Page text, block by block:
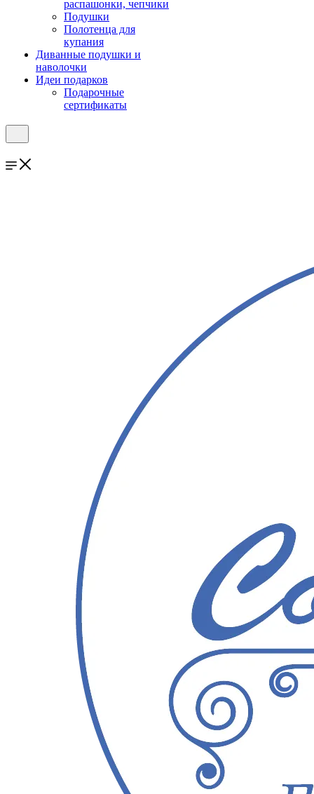
распашонки, чепчики
Подушки
Полотенца для
купания
Диванные подушки и
наволочки
Идеи подарков
Подарочные
сертификаты